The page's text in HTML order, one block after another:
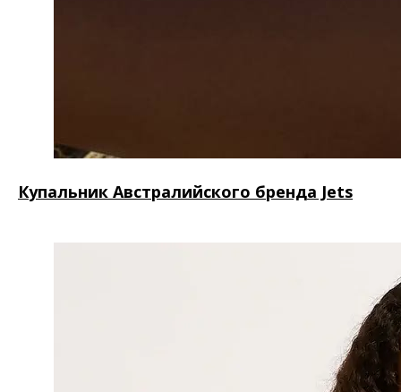
Купальник Австралийского бренда Jets